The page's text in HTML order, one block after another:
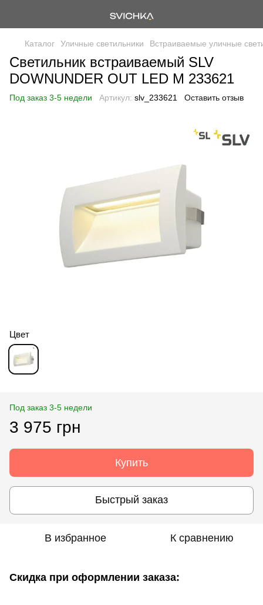
Каталог Уличные светильники Встраиваемые уличные
Светильник встраиваемый SLV
DOWNUNDER OUT LED M 233621
Под заказ 3-5 недели Артикул: slv_233621 Оставить отзыв
Цвет
Под заказ 3-5 недели
3 975 грн
Купить
Быстрый заказ
В избранное К сравнению
Скидка при оформлении заказа: